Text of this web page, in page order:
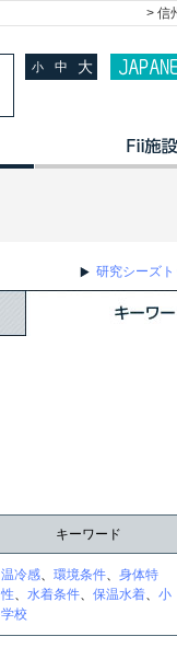
> 信
小 中 大
研究シーズ
キーワード
温冷感、 環境条件、 身体特
性、 水着条件、 保温水着、 小
学校